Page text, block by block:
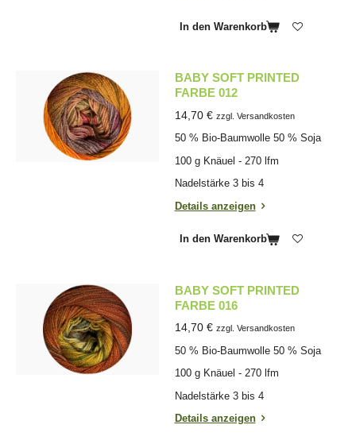
In den Warenkorb
BABY SOFT PRINTED
FARBE 012
14,70 € zzgl. Versandkosten
50 % Bio-Baumwolle 50 % Soja
100 g Knäuel - 270 lfm
Nadelstärke 3 bis 4
Details anzeigen
In den Warenkorb
BABY SOFT PRINTED
FARBE 016
14,70 € zzgl. Versandkosten
50 % Bio-Baumwolle 50 % Soja
100 g Knäuel - 270 lfm
Nadelstärke 3 bis 4
Details anzeigen